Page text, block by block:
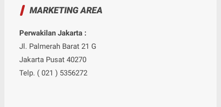
MARKETING AREA
Perwakilan Jakarta :
Jl. Palmerah Barat 21 G
Jakarta Pusat 40270
Telp. ( 021 ) 5356272